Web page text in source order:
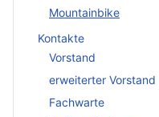
Mountainbike
Kontakte
Vorstand
erweiterter Vorstand
Fachwarte